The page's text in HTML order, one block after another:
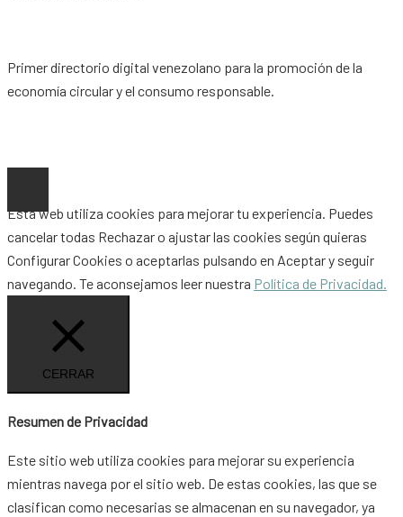
Primer directorio digital venezolano para la promoción de la
economía circular y el consumo responsable.
Esta web utiliza cookies para mejorar tu experiencia. Puedes
cancelar todas Rechazaro ajustar las cookies según quieras
Configurar Cookies o aceptarlas pulsando en Aceptary seguir
navegando. Te aconsejamos leer nuestra Política de Privacidad.
CERRAR
Resumen de Privacidad
Este sitio web utiliza cookies para mejorar su experiencia
mientras navega por el sitio web. De estas cookies, las que se
clasifican como necesarias se almacenan en su navegador, ya